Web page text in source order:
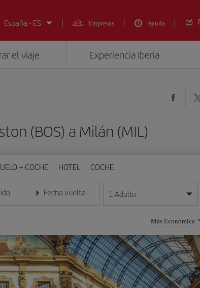
España - ES
Empresas Ayuda
el viaje Experiencia Iberia
(BOS) a Milán (MIL)
+ COCHE HOTEL COCHE
la fecha en formato día/mes/año
Fecha vuelta
Introduce la fecha en formato día/mes/año
1 Adulto
Más Económica